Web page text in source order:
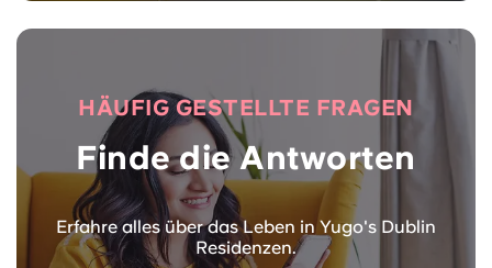
HÄUFIG GESTELLTE FRAGEN
Finde die Antworten
Erfahre alles über das Leben in Yugo's Dublin
Residenzen.